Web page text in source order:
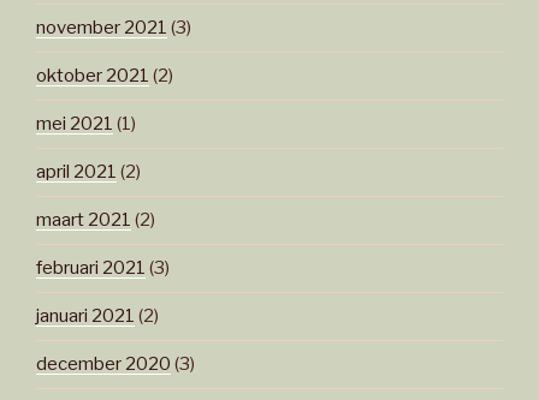
november 2021 (3)
oktober 2021 (2)
mei 2021 (1)
april 2021 (2)
maart 2021 (2)
februari 2021 (3)
januari 2021 (2)
december 2020 (3)